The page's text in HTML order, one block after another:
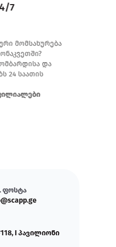
7
მომსახურება
და
24 საათის
ფოსტა
I პავილიონი